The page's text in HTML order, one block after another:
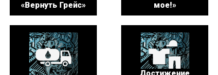
«Вернуть Грейс»
мое!»